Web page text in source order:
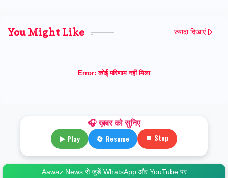
You Might Like ज़्यादा दिखाएं
Error: कोई परिणाम नहीं मिला
🎧 ख़बर को सुनिए
▶ Play 🔄 Resume ⏹ Stop
Aawaz News से जुड़ें WhatsApp और YouTube पर